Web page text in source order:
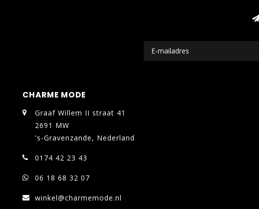
CHARME MODE
Graaf Willem II straat 41
2691 MW
's-Gravenzande, Nederland
0174 42 23 43
06 18 68 32 07
winkel@charmemode.nl